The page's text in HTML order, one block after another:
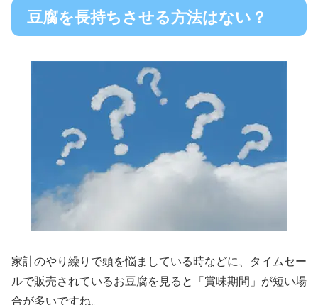
豆腐を長持ちさせる方法はない？
家計のやり繰りで頭を悩ましている時などに、タイムセー
ルで販売されているお豆腐を見ると「賞味期間」が短い場
合が多いですね。